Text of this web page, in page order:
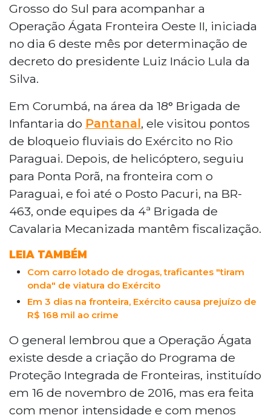
Grosso do Sul para acompanhar a
Operação Ágata Fronteira Oeste II, iniciada
no dia 6 deste mês por determinação de
decreto do presidente Luiz Inácio Lula da
Silva.
Em Corumbá, na área da 18° Brigada de
Infantaria do Pantanal, ele visitou pontos
de bloqueio fluviais do Exército no Rio
Paraguai. Depois, de helicóptero, seguiu
para Ponta Porã, na fronteira com o
Paraguai, e foi até o Posto Pacuri, na BR-
463, onde equipes da 4ª Brigada de
Cavalaria Mecanizada mantêm fiscalização.
LEIA TAMBÉM
Com carro lotado de drogas, traficantes "tiram
onda" de viatura do Exército
Em 3 dias na fronteira, Exército causa prejuízo de
R$ 168 mil ao crime
O general lembrou que a Operação Ágata
existe desde a criação do Programa de
Proteção Integrada de Fronteiras, instituído
em 16 de novembro de 2016, mas era feita
com menor intensidade e com menos